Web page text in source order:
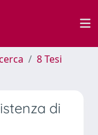
8 Tesi
di